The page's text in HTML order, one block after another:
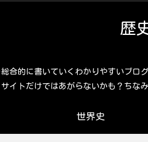
歴
合的に書いていくわかりやすいブ
サイトだけではあがらないかも？ちな
世界史